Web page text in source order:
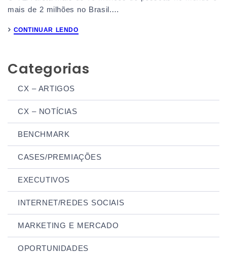
Categorias
CX – ARTIGOS
CX – NOTÍCIAS
BENCHMARK
CASES/PREMIAÇÕES
EXECUTIVOS
INTERNET/REDES SOCIAIS
MARKETING E MERCADO
OPORTUNIDADES
mais de 2 milhões no Brasil.…
CONTINUAR LENDO